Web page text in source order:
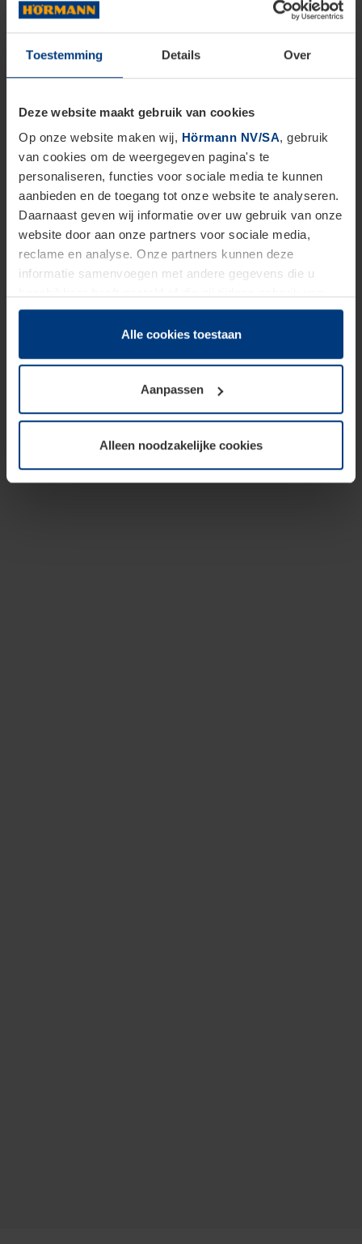
Toestemming Details Over
Deze website maakt gebruik van cookies
Op onze website maken wij, Hörmann NV/SA, gebruik
van cookies om de weergegeven pagina's te
personaliseren, functies voor sociale media te kunnen
aanbieden en de toegang tot onze website te analyseren.
Daarnaast geven wij informatie over uw gebruik van onze
website door aan onze partners voor sociale media,
reclame en analyse. Onze partners kunnen deze
informatie samenvoegen met andere gegevens die u
hun diensten hebben verzameld.
Juridisch hebben wij het recht om cookies op uw
van deze pagina's absoluut vereist is. Voor alle andere
soorten cookies is uw toestemming benodigd. Uw
toestemming kunt u op elk moment bij de uitleg van de
wijzigen of herroepen.
Alle cookies toestaan
Aanpassen
Alleen noodzakelijke cookies